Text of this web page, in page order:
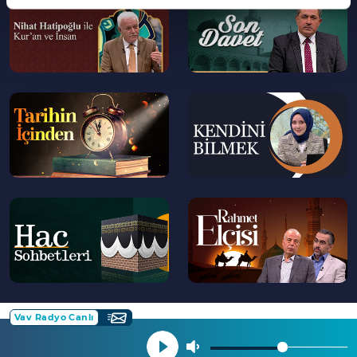
>
>
--
>
>
>
--
Vav Radyo Canlı